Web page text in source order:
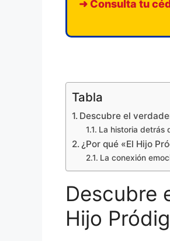
➜ Consulta tu
Tabla
Descubre el
La historia detrás
¿Por qué «El Hijo
La conexión
Descubre
Hijo